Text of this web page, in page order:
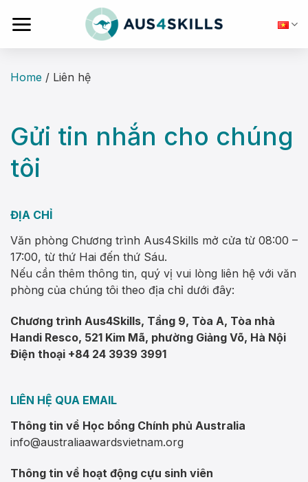
Home / Liên hệ
Gửi tin nhắn cho chúng
tôi
ĐỊA CHỈ
Văn phòng Chương trình Aus4Skills mở cửa từ 08:00 –
17:00, từ thứ Hai đến thứ Sáu.
Nếu cần thêm thông tin, quý vị vui lòng liên hệ với văn
phòng của chúng tôi theo địa chỉ dưới đây:
Chương trình Aus4Skills, Tầng 9, Tòa A, Tòa nhà
Handi Resco, 521 Kim Mã, phường Giảng Võ, Hà Nội
Điện thoại +84 24 3939 3991
LIÊN HỆ QUA EMAIL
Thông tin về Học bổng Chính phủ Australia
info@australiaawardsvietnam.org
Thông tin về hoạt động cựu sinh viên